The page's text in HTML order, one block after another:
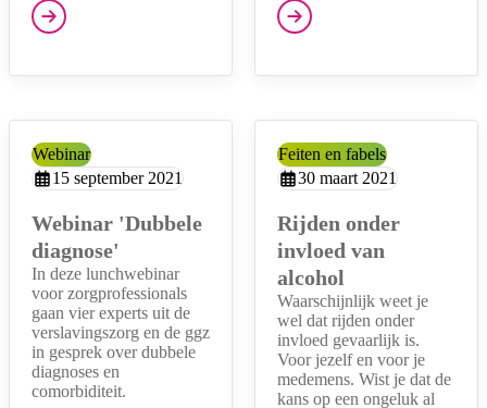
Webinar 'Dubbele
diagnose'
Categorie:
Webinar
Aangemaakt op:
15 september 2021
In deze lunchwebinar
voor zorgprofessionals
gaan vier experts uit de
verslavingszorg en de ggz
in gesprek over dubbele
diagnoses en
comorbiditeit.
Rijden onder
invloed van
alcohol
Categorie:
Feiten en fabels
Aangemaakt op:
30 maart 2021
Waarschijnlijk weet je
wel dat rijden onder
invloed gevaarlijk is.
Voor jezelf en voor je
medemens. Wist je dat de
kans op een ongeluk al